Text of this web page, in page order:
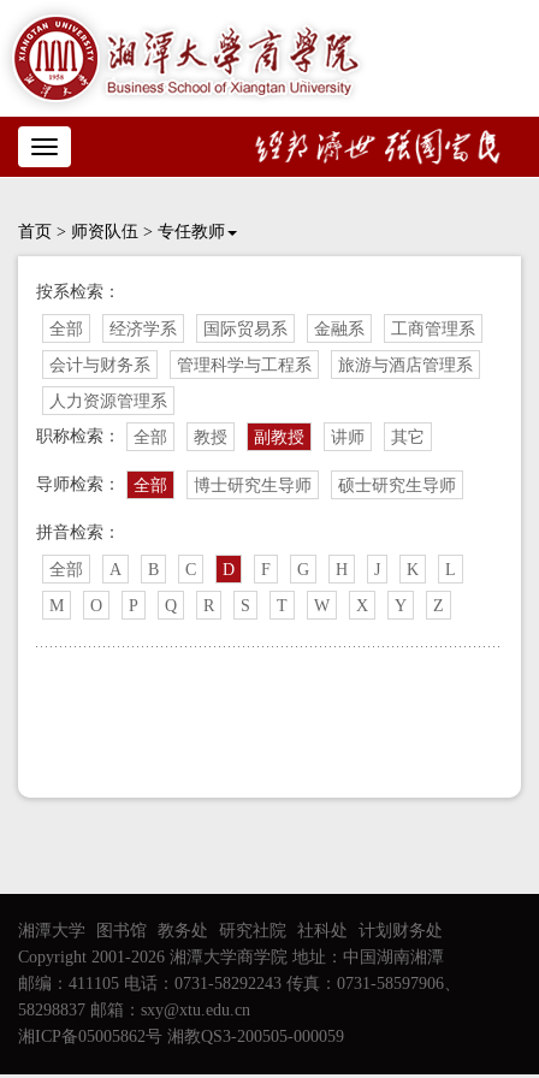
Toggle
navigation
首页 > 师资队伍 > 专任教师
按系检索：
全部 经济学系 国际贸易系 金融系
工商管理系
会计与财务系
管理科学与工程系
旅游与酒店管理系
人力资源管理系
职称检索：
全部 教授 副教授 讲师 其它
导师检索： 全部 博士研究生导师 硕士研究生导师
拼音检索：
全部 A B C D F G H J K
L
M
O P Q R S T W X Y Z
湘潭大学 图书馆 教务处 研究社院 社科处
计划财务处
Copyright 2001-2026 湘潭大学商学院 地址：中国湖南湘潭
邮编：411105 电话：0731-58292243 传真：0731-58597906、
58298837 邮箱：sxy@xtu.edu.cn
湘ICP备05005862号 湘教QS3-200505-000059